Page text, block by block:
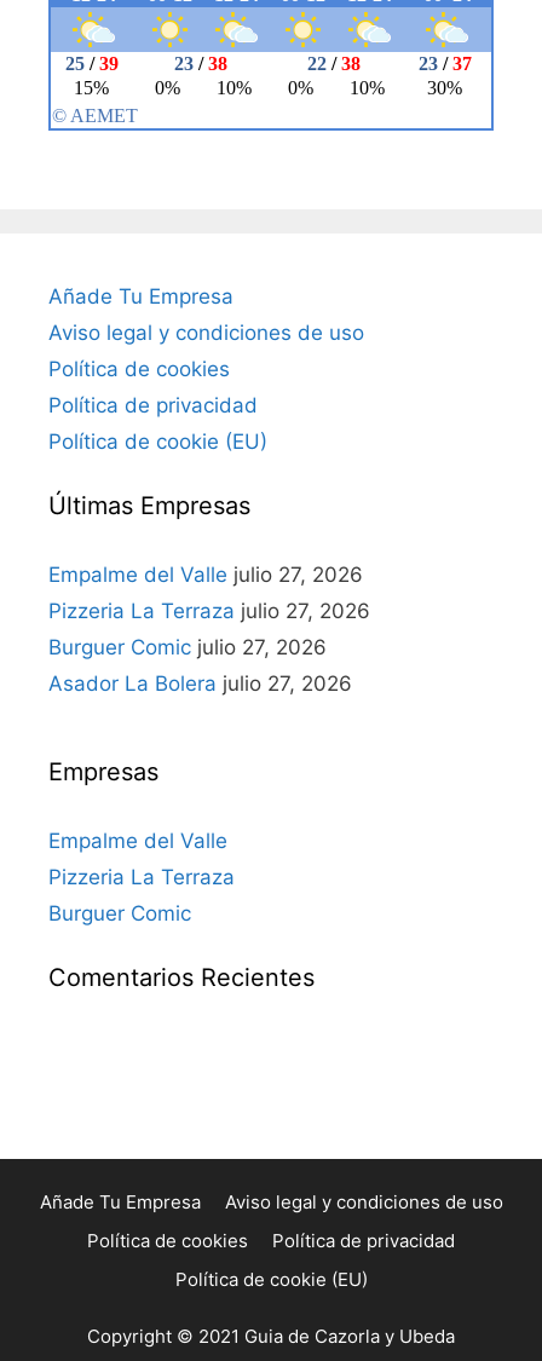
Añade Tu Empresa
Aviso legal y condiciones de uso
Política de cookies
Política de privacidad
Política de cookie (EU)
Últimas Empresas
Empalme del Valle julio 27, 2026
Pizzeria La Terraza julio 27, 2026
Burguer Comic julio 27, 2026
Asador La Bolera julio 27, 2026
Empresas
Empalme del Valle
Pizzeria La Terraza
Burguer Comic
Comentarios Recientes
Añade Tu Empresa
Aviso legal y condiciones de uso
Política de cookies
Política de privacidad
Política de cookie (EU)
Copyright © 2021 Guia de Cazorla y Ubeda